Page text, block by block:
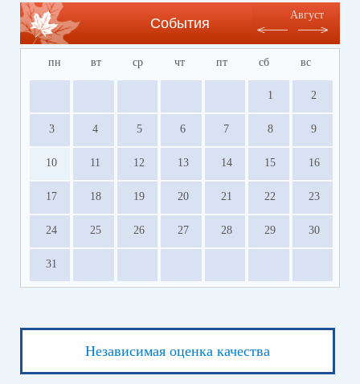
События
Август
пн вт ср чт пт сб вс
1 2
3 4 5 6 7 8 9
10 11 12 13 14 15 16
17 18 19 20 21 22 23
24 25 26 27 28 29 30
31
Независимая оценка качества